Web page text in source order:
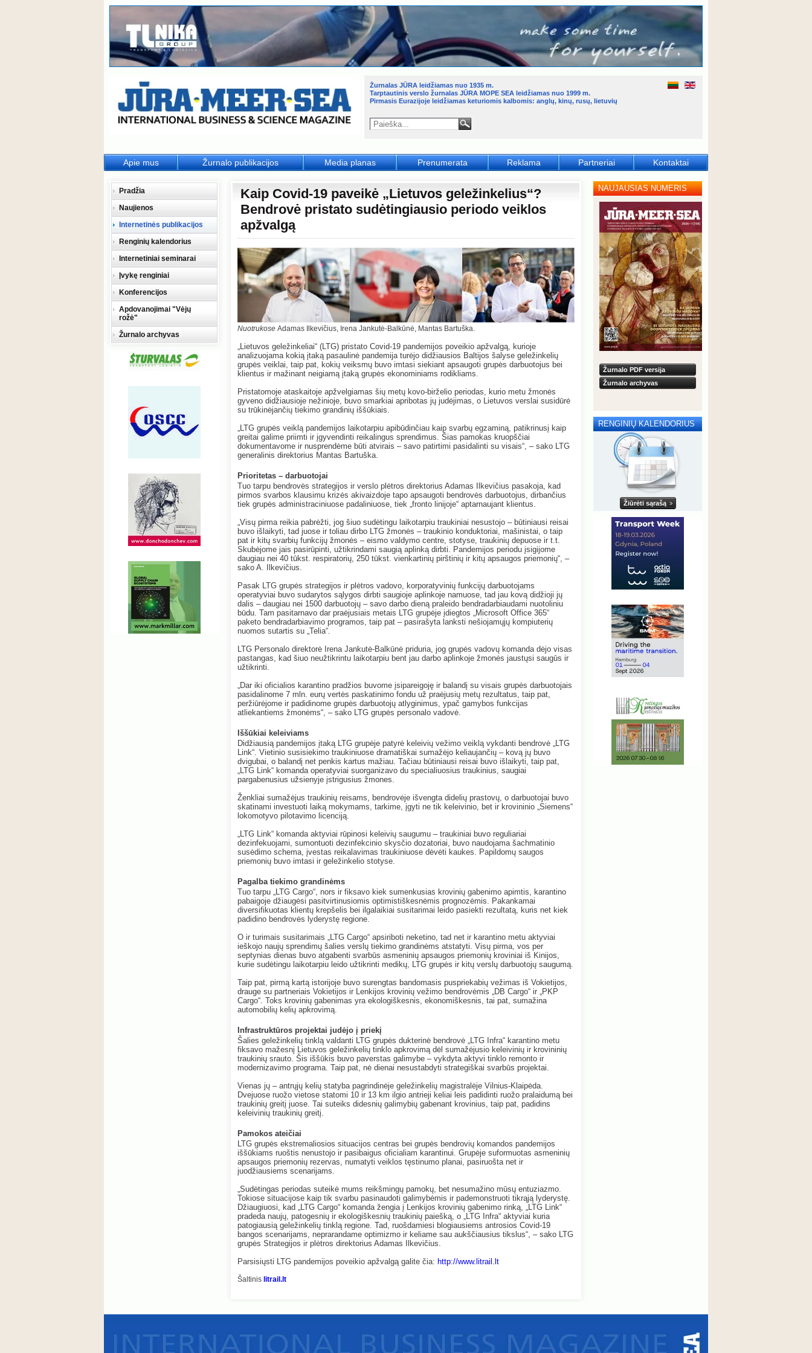
Kaip Covid-19 paveikė „Lietuvos geležinkelius“?
Bendrovė pristato sudėtingiausio periodo veiklos
apžvalgą
Nuotrukose Adamas Ilkevičius, Irena Jankutė-Balkūnė, Mantas Bartuška.
„Lietuvos geležinkeliai“ (LTG) pristato Covid-19 pandemijos poveikio apžvalgą, kurioje
analizuojama kokią įtaką pasaulinė pandemija turėjo didžiausios Baltijos šalyse geležinkelių
grupės veiklai, taip pat, kokių veiksmų buvo imtasi siekiant apsaugoti grupės darbuotojus bei
klientus ir mažinant neigiamą įtaką grupės ekonominiams rodikliams.
Pristatomoje ataskaitoje apžvelgiamas šių metų kovo-birželio periodas, kurio metu žmonės
gyveno didžiausioje nežinioje, buvo smarkiai apribotas jų judėjimas, o Lietuvos verslai susidūrė
su trūkinėjančių tiekimo grandinių iššūkiais.
„LTG grupės veiklą pandemijos laikotarpiu apibūdinčiau kaip svarbų egzaminą, patikrinusį kaip
greitai galime priimti ir įgyvendinti reikalingus sprendimus. Šias pamokas kruopščiai
dokumentavome ir nusprendėme būti atvirais – savo patirtimi pasidalinti su visais“, – sako LTG
generalinis direktorius Mantas Bartuška.
Prioritetas – darbuotojai
Tuo tarpu bendrovės strategijos ir verslo plėtros direktorius Adamas Ilkevičius pasakoja, kad
pirmos svarbos klausimu krizės akivaizdoje tapo apsaugoti bendrovės darbuotojus, dirbančius
tiek grupės administraciniuose padaliniuose, tiek „fronto linijoje“ aptarnaujant klientus.
„Visų pirma reikia pabrėžti, jog šiuo sudėtingu laikotarpiu traukiniai nesustojo – būtiniausi reisai
buvo išlaikyti, tad juose ir toliau dirbo LTG žmonės – traukinio konduktoriai, mašinistai, o taip
pat ir kitų svarbių funkcijų žmonės – eismo valdymo centre, stotyse, traukinių depuose ir t.t.
Skubėjome jais pasirūpinti, užtikrindami saugią aplinką dirbti. Pandemijos periodu įsigijome
daugiau nei 40 tūkst. respiratorių, 250 tūkst. vienkartinių pirštinių ir kitų apsaugos priemonių“, –
sako A. Ilkevičius.
Pasak LTG grupės strategijos ir plėtros vadovo, korporatyvinių funkcijų darbuotojams
operatyviai buvo sudarytos sąlygos dirbti saugioje aplinkoje namuose, tad jau kovą didžioji jų
dalis – daugiau nei 1500 darbuotojų – savo darbo dieną praleido bendradarbiaudami nuotoliniu
būdu. Tam pasitarnavo dar praėjusiais metais LTG grupėje įdiegtos „Microsoft Office 365“
paketo bendradarbiavimo programos, taip pat – pasirašyta lanksti nešiojamųjų kompiuterių
nuomos sutartis su „Telia“.
LTG Personalo direktorė Irena Jankutė-Balkūnė priduria, jog grupės vadovų komanda dėjo visas
pastangas, kad šiuo neužtikrintu laikotarpiu bent jau darbo aplinkoje žmonės jaustųsi saugūs ir
užtikrinti.
„Dar iki oficialios karantino pradžios buvome įsipareigoję ir balandį su visais grupės darbuotojais
pasidalinome 7 mln. eurų vertės paskatinimo fondu už praėjusių metų rezultatus, taip pat,
peržiūrėjome ir padidinome grupės darbuotojų atlyginimus, ypač gamybos funkcijas
atliekantiems žmonėms“, – sako LTG grupės personalo vadovė.
Iššūkiai keleiviams
Didžiausią pandemijos įtaką LTG grupėje patyrė keleivių vežimo veiklą vykdanti bendrovė „LTG
Link“. Vietinio susisiekimo traukiniuose dramatiškai sumažėjo keliaujančių – kovą jų buvo
dvigubai, o balandį net penkis kartus mažiau. Tačiau būtiniausi reisai buvo išlaikyti, taip pat,
„LTG Link“ komanda operatyviai suorganizavo du specialiuosius traukinius, saugiai
pargabenusius užsienyje įstrigusius žmones.
Ženkliai sumažėjus traukinių reisams, bendrovėje išvengta didelių prastovų, o darbuotojai buvo
skatinami investuoti laiką mokymams, tarkime, įgyti ne tik keleivinio, bet ir krovininio „Siemens“
lokomotyvo pilotavimo licenciją.
„LTG Link“ komanda aktyviai rūpinosi keleivių saugumu – traukiniai buvo reguliariai
dezinfekuojami, sumontuoti dezinfekcinio skysčio dozatoriai, buvo naudojama šachmatinio
susėdimo schema, įvestas reikalavimas traukiniuose dėvėti kaukes. Papildomų saugos
priemonių buvo imtasi ir geležinkelio stotyse.
Pagalba tiekimo grandinėms
Tuo tarpu „LTG Cargo“, nors ir fiksavo kiek sumenkusias krovinių gabenimo apimtis, karantino
pabaigoje džiaugėsi pasitvirtinusiomis optimistiškesnėmis prognozėmis. Pakankamai
diversifikuotas klientų krepšelis bei ilgalaikiai susitarimai leido pasiekti rezultatą, kuris net kiek
padidino bendrovės lyderystę regione.
O ir turimais susitarimais „LTG Cargo“ apsiriboti neketino, tad net ir karantino metu aktyviai
ieškojo naujų sprendimų šalies verslų tiekimo grandinėms atstatyti. Visų pirma, vos per
septynias dienas buvo atgabenti svarbūs asmeninių apsaugos priemonių kroviniai iš Kinijos,
kurie sudėtingu laikotarpiu leido užtikrinti medikų, LTG grupės ir kitų verslų darbuotojų saugumą.
Taip pat, pirmą kartą istorijoje buvo surengtas bandomasis puspriekabių vežimas iš Vokietijos,
drauge su partneriais Vokietijos ir Lenkijos krovinių vežimo bendrovėmis „DB Cargo“ ir „PKP
Cargo“. Toks krovinių gabenimas yra ekologiškesnis, ekonomiškesnis, tai pat, sumažina
automobilių kelių apkrovimą.
Infrastruktūros projektai judėjo į priekį
Šalies geležinkelių tinklą valdanti LTG grupės dukterinė bendrovė „LTG Infra“ karantino metu
fiksavo mažesnį Lietuvos geležinkelių tinklo apkrovimą dėl sumažėjusio keleivinių ir krovininių
traukinių srauto. Šis iššūkis buvo paverstas galimybe – vykdyta aktyvi tinklo remonto ir
modernizavimo programa. Taip pat, nė dienai nesustabdyti strategiškai svarbūs projektai.
Vienas jų – antrųjų kelių statyba pagrindinėje geležinkelių magistralėje Vilnius-Klaipėda.
Dvejuose ruožo vietose statomi 10 ir 13 km ilgio antrieji keliai leis padidinti ruožo pralaidumą bei
traukinių greitį juose. Tai suteiks didesnių galimybių gabenant krovinius, taip pat, padidins
keleivinių traukinių greitį.
Pamokos ateičiai
LTG grupės ekstremaliosios situacijos centras bei grupės bendrovių komandos pandemijos
iššūkiams ruoštis nenustojo ir pasibaigus oficialiam karantinui. Grupėje suformuotas asmeninių
apsaugos priemonių rezervas, numatyti veiklos tęstinumo planai, pasiruošta net ir
juodžiausiems scenarijams.
„Sudėtingas periodas suteikė mums reikšmingų pamokų, bet nesumažino mūsų entuziazmo.
Tokiose situacijose kaip tik svarbu pasinaudoti galimybėmis ir pademonstruoti tikrąją lyderystę.
Džiaugiuosi, kad „LTG Cargo“ komanda žengia į Lenkijos krovinių gabenimo rinką, „LTG Link“
pradeda naujų, patogesnių ir ekologiškesnių traukinių paiešką, o „LTG Infra“ aktyviai kuria
patogiausią geležinkelių tinklą regione. Tad, ruošdamiesi blogiausiems antrosios Covid-19
bangos scenarijams, neprarandame optimizmo ir keliame sau aukščiausius tikslus“, – sako LTG
grupės Strategijos ir plėtros direktorius Adamas Ilkevičius.
Parsisiųsti LTG pandemijos poveikio apžvalgą galite čia: http://www.litrail.lt
Šaltinis litrail.lt
Pradžia
Naujienos
Internetinės publikacijos
Renginių kalendorius
Internetiniai seminarai
Įvykę renginiai
Konferencijos
Apdovanojimai "Vėjų
rožė"
Žurnalo archyvas
NAUJAUSIAS NUMERIS
Žurnalo PDF versija
Žurnalo archyvas
RENGINIŲ KALENDORIUS
Žiūrėti sąrašą
Apie mus Žurnalo publikacijos Media planas Prenumerata Reklama Partneriai Kontaktai
Žurnalas JŪRA leidžiamas nuo 1935 m.
Tarptautinis verslo žurnalas JŪRA MOPE SEA leidžiamas nuo 1999 m.
Pirmasis Eurazijoje leidžiamas keturiomis kalbomis: anglų, kinų, rusų, lietuvių